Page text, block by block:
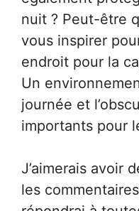
nuit ? Peut-être
vous inspirer
endroit pour la
Un
journée et
importants pour
J’aimerais avoir
les